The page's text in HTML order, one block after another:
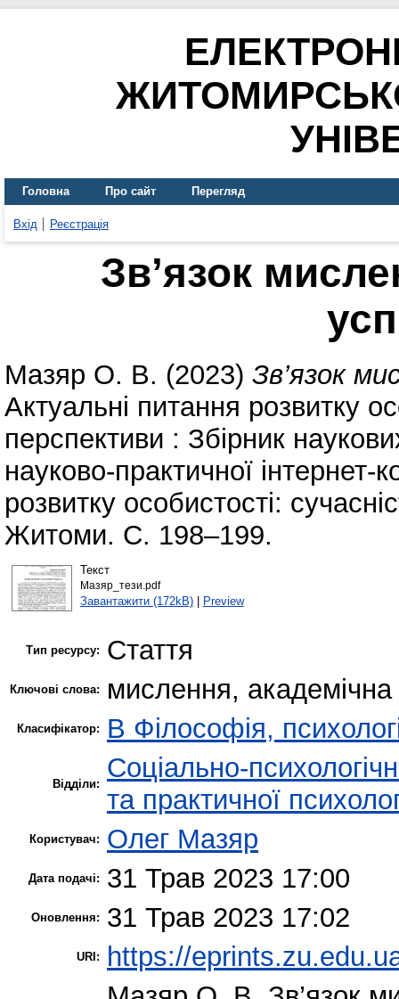
Головна Про сайт Перегляд
Вхід Реєстрація
Зв’язок
Мазяр О. В. (2023) Зв’язок
Актуальні питання розвитку
перспективи : Збірник
науково-практичної інтернет-
розвитку особистості:
Житоми. С. 198–199.
Текст
Мазяр_тези.pdf
Завантажити (172kB)| Preview
Тип ресурсу: Стаття
Ключові слова: мислення, академічна
Класифікатор: B Філософія,
Відділи:
Соціально-
та практичної
Користувач: Олег Мазяр
Дата подачі: 31 Трав 2023 17:00
Оновлення: 31 Трав 2023 17:02
URI: https://